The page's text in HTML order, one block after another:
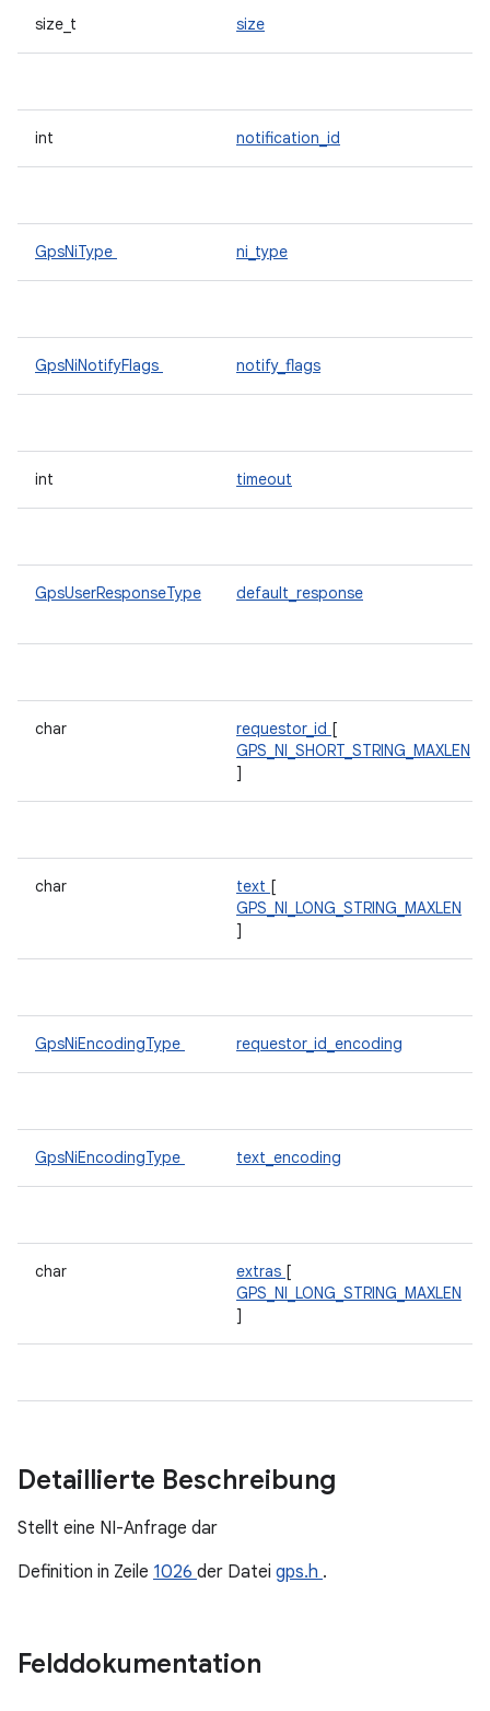
size_t size
int notification_id
GpsNiType ni_type
GpsNiNotifyFlags notify_flags
int timeout
GpsUserResponseType default_response
char requestor_id [
GPS_NI_SHORT_STRING_MAXLEN
]
char text [
GPS_NI_LONG_STRING_MAXLEN
]
GpsNiEncodingType requestor_id_encoding
GpsNiEncodingType text_encoding
char extras [
GPS_NI_LONG_STRING_MAXLEN
]
Detaillierte Beschreibung
Stellt eine NI-Anfrage dar
Definition in Zeile 1026 der Datei gps.h .
Felddokumentation